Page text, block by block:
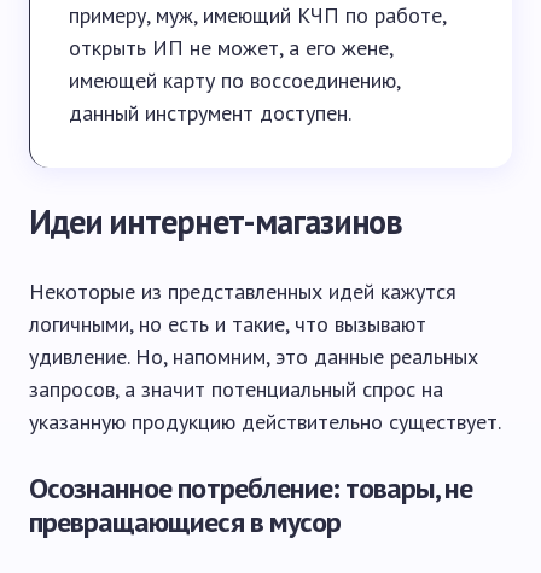
примеру, муж, имеющий КЧП по работе,
открыть ИП не может, а его жене,
имеющей карту по воссоединению,
данный инструмент доступен.
Идеи интернет-магазинов
Некоторые из представленных идей кажутся
логичными, но есть и такие, что вызывают
удивление. Но, напомним, это данные реальных
запросов, а значит потенциальный спрос на
указанную продукцию действительно существует.
Осознанное потребление: товары, не
превращающиеся в мусор